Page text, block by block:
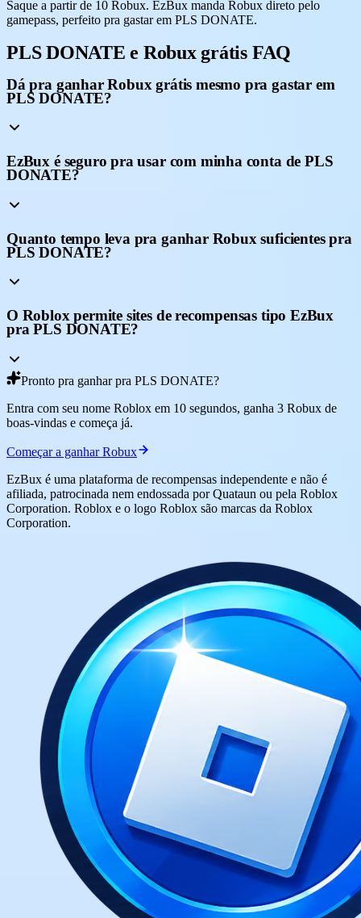
Saque a partir de 10 Robux. EzBux manda Robux direto pelo
gamepass, perfeito pra gastar em PLS DONATE.
PLS DONATE e Robux grátis FAQ
Dá pra ganhar Robux grátis mesmo pra gastar em
PLS DONATE?
EzBux é seguro pra usar com minha conta de PLS
DONATE?
Quanto tempo leva pra ganhar Robux suficientes pra
PLS DONATE?
O Roblox permite sites de recompensas tipo EzBux
pra PLS DONATE?
Pronto pra ganhar pra PLS DONATE?
Entra com seu nome Roblox em 10 segundos, ganha 3 Robux de
boas-vindas e começa já.
Começar a ganhar Robux
EzBux é uma plataforma de recompensas independente e não é
afiliada, patrocinada nem endossada por Quataun ou pela Roblox
Corporation. Roblox e o logo Roblox são marcas da Roblox
Corporation.